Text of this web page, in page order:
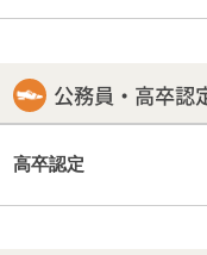
公務員・高卒認
高卒認定